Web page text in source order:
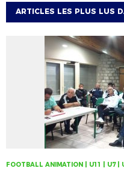
ARTICLES LES PLUS LUS
FOOTBALL ANIMATION | U11 | U7 |